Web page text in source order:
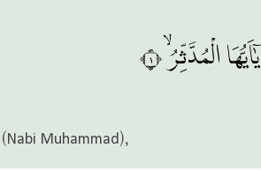
يٰٓاَيُّهَا الْمُدَّثِّرُۙ ١
Muhammad),